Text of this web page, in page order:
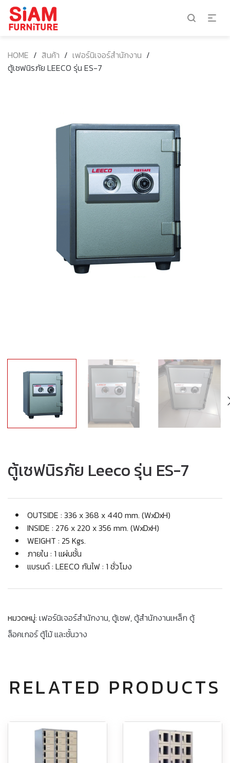
HOME / สินค้า / เฟอร์นิเจอร์สำนักงาน /
ตู้เซฟนิรภัย LEECO รุ่น ES-7
ตู้เซฟนิรภัย Leeco รุ่น ES-7
OUTSIDE : 336 x 368 x 440 mm. (WxDxH)
INSIDE : 276 x 220 x 356 mm. (WxDxH)
WEIGHT : 25 Kgs.
ภายใน : 1 แผ่นชั้น
แบรนด์ : LEECO กันไฟ : 1 ชั่วโมง
หมวดหมู่: เฟอร์นิเจอร์สำนักงาน,ตู้เซฟ,ตู้สำนักงานเหล็ก ตู้
ล็อคเกอร์ ตู้ไม้ และชั้นวาง
RELATED PRODUCTS